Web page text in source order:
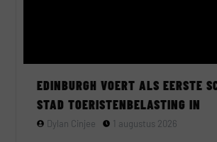
EDINBURGH VOERT ALS EERSTE
STAD TOERISTENBELASTING IN
Dylan Cinjee 1 augustus 2026